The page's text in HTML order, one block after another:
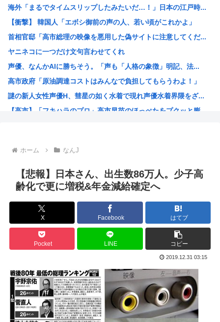
【悲報】中居正広「俺が来たことは内緒だべ」極秘で熊本でボ...
【悲報】初の日本代表で出番なし、福田正博「使わないんだっ...
KDDI、楽天への回線貸し出し終了へ 都市部で9月末に
『この美人と結婚できる権利』が100万円だったらどっち選...
【画像】骨格ストレートな女さん、絶対に男受けが悪いカラダ...
日産e-power、無給油で1980km走行しギネス記録...
【画像】思わず保存したくなる「笑える画像・最高な画像」貼...
海外「まるでタイムスリップしたみたいだ…！」日本の江戸時...
【衝撃】 韓国人「エボシ御前の声の人、若い頃がこれかよ」
首相官邸「高市総理の映像を悪用した偽サイトに注意してくだ...
ヤニネコに一つだけ文句言わせてくれ
声優、なんかAIに勝ちそう。「声も「人格の象徴」明記、法...
高市政府「原油調達コストはみんなで負担してもらうわよ！」
謎の新人女性声優H、彗星の如く水着で現れ声優水着界隈をざ...
【高市】「フキハラのプロ」高市早苗のほっぺたをプクッと膨...
例のダンスアニメの作者、ヤバすぎる
高市早苗の消費税減税、93%が「賛成」www
ワイ小学生やけどアナログで絵描いたから見て
ハンターハンターのゴンっておるやん
ちいかわのモモンガ、逝きそう
韓国人「韓国に10年間の出場権剥奪や過去ワールドカップ、...
アキバ冥途戦争とかいうアニメwww
【画像】小池百合子×高市早苗
【高市】ゴラム(56歳)、女子中学生をナイフで脅し性的暴...
5ちゃんのどこでもいいけど、日本人の税金使って日本人批判...
ホーム なんJ
【悲報】日本さん、出生数86万人。少子高
齢化で更に増税&年金減給確定へ
X Facebook はてブ
Pocket LINE コピー
2019.12.31 03:15